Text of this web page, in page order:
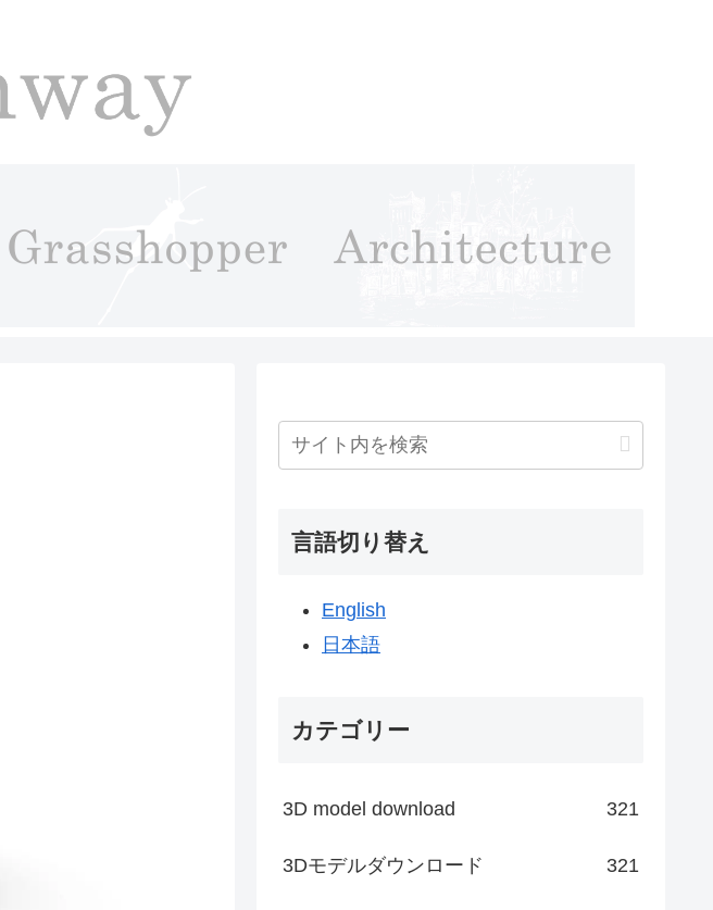
言語切り替え
English
日本語
カテゴリー
3D model download 321
3Dモデルダウンロード 321